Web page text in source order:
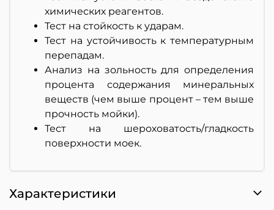
химических реагентов.
Тест на стойкость к ударам.
Тест на устойчивость к температурным
перепадам.
Анализ на зольность для определения
процента содержания минеральных
веществ (чем выше процент – тем выше
прочность мойки).
Тест на шероховатость/гладкость
поверхности моек.
Характеристики